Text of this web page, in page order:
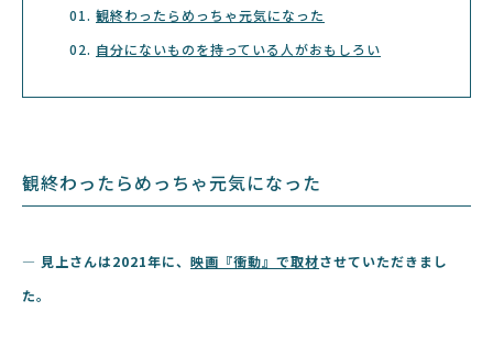
観終わったらめっちゃ元気になった
自分にないものを持っている人がおもしろい
観終わったらめっちゃ元気になった
― 見上さんは2021年に、 映画『衝動』で取材させていただきまし
た。